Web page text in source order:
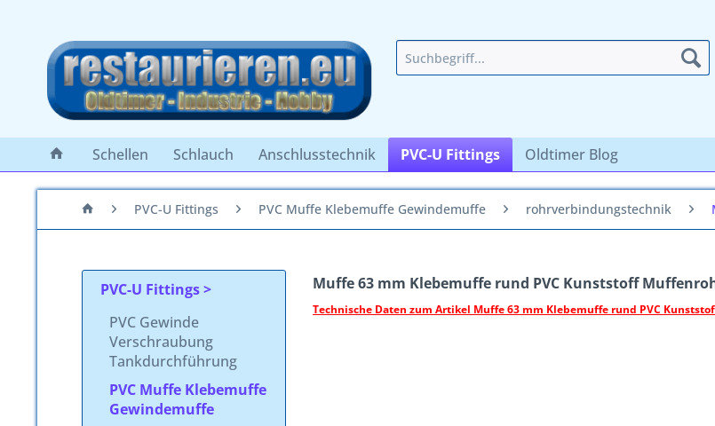
Schellen Schlauch Anschlusstechnik PVC-U Fittings Oldtimer Blog
PVC-U Fittings PVC Muffe Klebemuffe Gewindemuffe rohrverbindungstechnik
PVC-U Fittings
PVC Gewinde
Verschraubung
Tankdurchführung
PVC Muffe Klebemuffe
Gewindemuffe
Muffe 63 mm Klebemuffe rund PVC Kunststoff
Technische Daten zum Artikel Muffe 63 mm Klebemuffe rund PVC